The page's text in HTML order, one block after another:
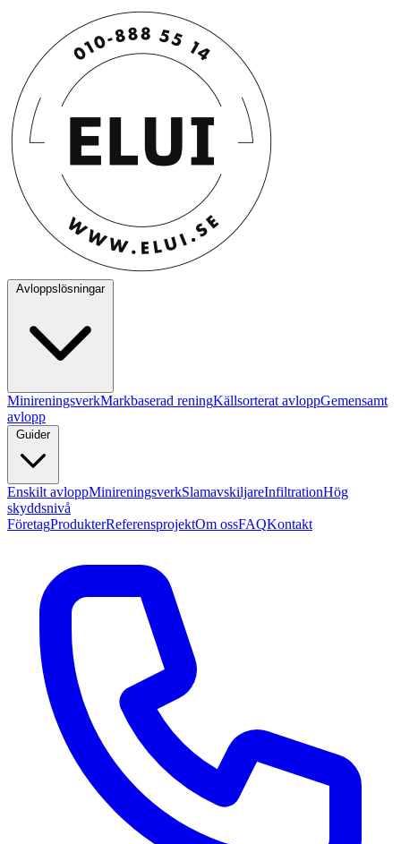
Avloppslösningar
MinireningsverkMarkbaserad reningKällsorterat avloppGemensamt
avlopp
Guider
Enskilt avloppMinireningsverkSlamavskiljareInfiltrationHög
skyddsnivå
FöretagProdukterReferensprojektOm ossFAQKontakt